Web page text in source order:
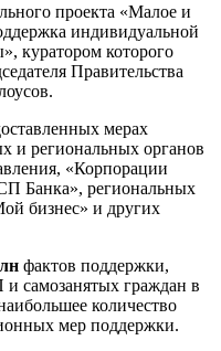
проекта «Малое и
индивидуальной
куратором которого
Правительства
мерах
и региональных органов
«Корпорации
Банка», региональных
бизнес» и других
фактов поддержки,
самозанятых граждан в
количество
мер поддержки.